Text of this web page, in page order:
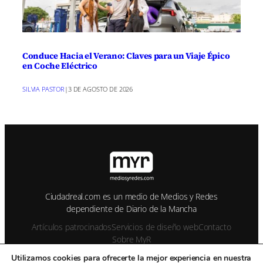
Conduce Hacia el Verano: Claves para un Viaje Épico
en Coche Eléctrico
SILVIA PASTOR |3 DE AGOSTO DE 2026
Ciudadreal.com es un medio de Medios y Redes
dependiente de Diario de la Mancha
Artículos patrocinadosServicios de diseño webContacto
Sobre MyR
Utilizamos cookies para ofrecerte la mejor experiencia en nuestra